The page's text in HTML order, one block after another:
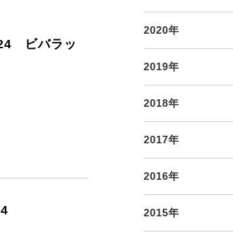
ビバラッ
2020年
2019年
2018年
2017年
2016年
2015年